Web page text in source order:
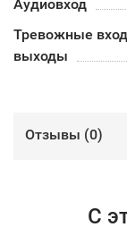
Аудиовход
Тревожные
выходы
Отзывы (0)
С